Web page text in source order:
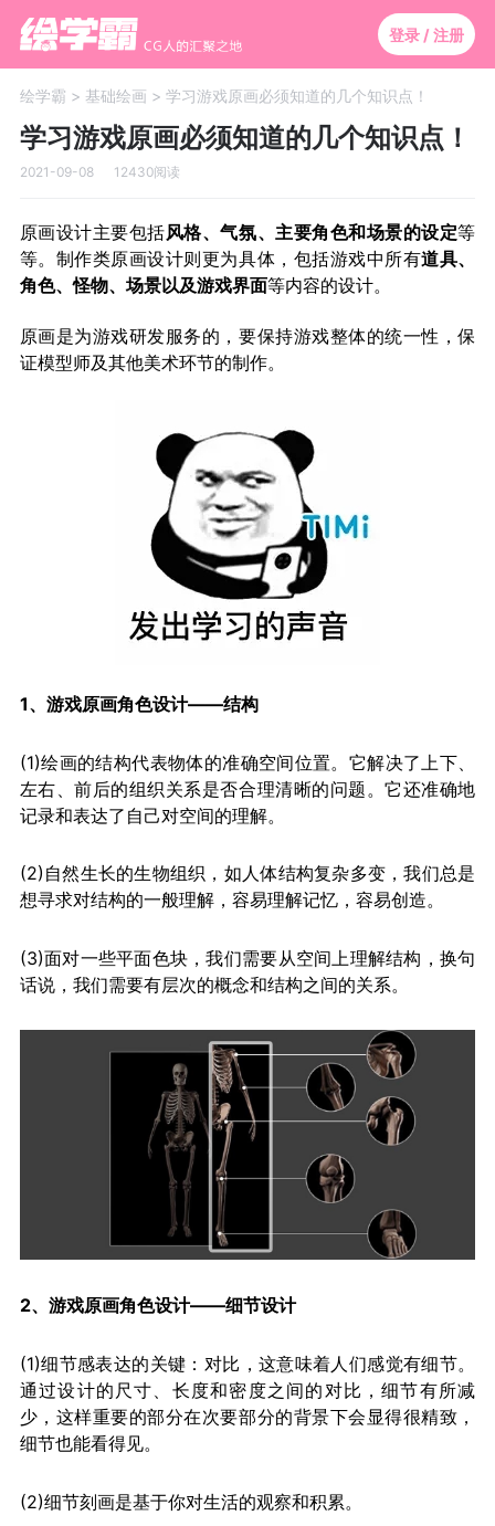
登录 / 注册
绘学霸 > 基础绘画 > 学习游戏原画必须知道的几个知识点！
学习游戏原画必须知道的几个知识点！
2021-09-08 12430阅读
原画设计主要包括风格、气氛、主要角色和场景的设定等
等。制作类原画设计则更为具体，包括游戏中所有道具、
角色、怪物、场景以及游戏界面等内容的设计。
原画是为游戏研发服务的，要保持游戏整体的统一性，保
证模型师及其他美术环节的制作。
1、游戏原画角色设计——结构
(1)绘画的结构代表物体的准确空间位置。它解决了上下、
左右、前后的组织关系是否合理清晰的问题。它还准确地
记录和表达了自己对空间的理解。
(2)自然生长的生物组织，如人体结构复杂多变，我们总是
想寻求对结构的一般理解，容易理解记忆，容易创造。
(3)面对一些平面色块，我们需要从空间上理解结构，换句
话说，我们需要有层次的概念和结构之间的关系。
2、游戏原画角色设计——细节设计
(1)细节感表达的关键：对比，这意味着人们感觉有细节。
通过设计的尺寸、长度和密度之间的对比，细节有所减
少，这样重要的部分在次要部分的背景下会显得很精致，
细节也能看得见。
(2)细节刻画是基于你对生活的观察和积累。